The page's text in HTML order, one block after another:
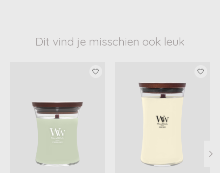
Dit vind je misschien ook leuk
Items van productcarrousel